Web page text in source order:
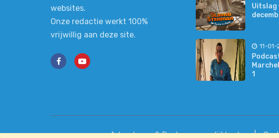
websites.
Onze redactie werkt 100%
vrijwillig aan deze site.
Uitslag
11-01-
1
Adverteren & Reclamemogelijkheden